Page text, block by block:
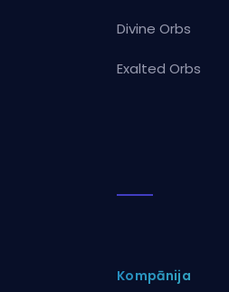
Divine Orbs
Exalted Orbs
Kompānija